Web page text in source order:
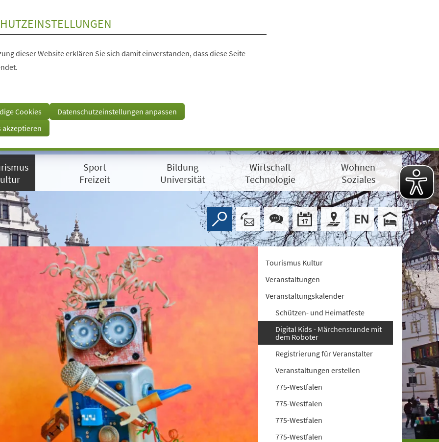
dieser Website erklären Sie sich damit einverstanden, dass diese Seite
Cookies
Datenschutzeinstellungen anpassen
akzeptieren
Sport
Freizeit
Bildung
Universität
Wirtschaft
Technologie
Wohnen
Soziales
Tourismus Kultur
Veranstaltungen
Veranstaltungskalender
Schützen- und Heimatfeste
Digital Kids - Märchenstunde mit
dem Roboter
Registrierung für Veranstalter
Veranstaltungen erstellen
775-Westfalen
775-Westfalen
775-Westfalen
775-Westfalen